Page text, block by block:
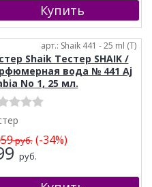
арт.: Shaik 441 - 25 ml (T)
Shaik Тестер SHAIK /
вода № 441 Aj
No 1, 25 мл.
руб.(-34%)
руб.